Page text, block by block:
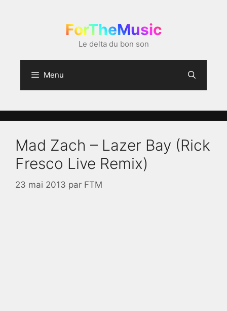
ForTheMusic
Le delta du bon son
Menu
Mad Zach – Lazer Bay (Rick
Fresco Live Remix)
23 mai 2013 par FTM